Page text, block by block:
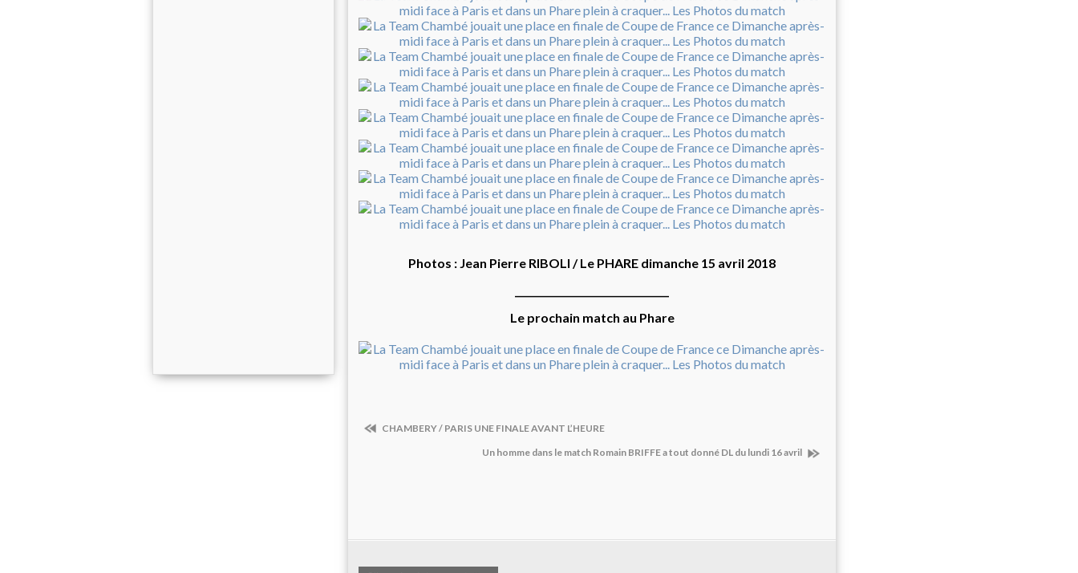
Photos : Jean Pierre RIBOLI / Le PHARE dimanche 15 avril 2018
Le prochain match au Phare
CHAMBERY / PARIS UNE FINALE AVANT L’HEURE
Un homme dans le match Romain BRIFFE a tout donné DL du lundi 16 avril